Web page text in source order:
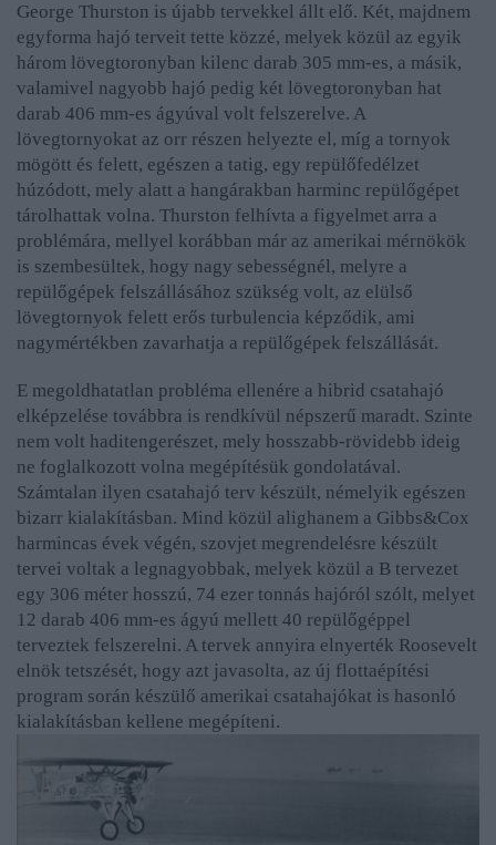
George Thurston is újabb tervekkel állt elő. Két, majdnem
egyforma hajó terveit tette közzé, melyek közül az egyik
három lövegtoronyban kilenc darab 305 mm-es, a másik,
valamivel nagyobb hajó pedig két lövegtoronyban hat
darab 406 mm-es ágyúval volt felszerelve. A
lövegtornyokat az orr részen helyezte el, míg a tornyok
mögött és felett, egészen a tatig, egy repülőfedélzet
húzódott, mely alatt a hangárakban harminc repülőgépet
tárolhattak volna. Thurston felhívta a figyelmet arra a
problémára, mellyel korábban már az amerikai mérnökök
is szembesültek, hogy nagy sebességnél, melyre a
repülőgépek felszállásához szükség volt, az elülső
lövegtornyok felett erős turbulencia képződik, ami
nagymértékben zavarhatja a repülőgépek felszállását.
E megoldhatatlan probléma ellenére a hibrid csatahajó
elképzelése továbbra is rendkívül népszerű maradt. Szinte
nem volt haditengerészet, mely hosszabb-rövidebb ideig
ne foglalkozott volna megépítésük gondolatával.
Számtalan ilyen csatahajó terv készült, némelyik egészen
bizarr kialakításban. Mind közül alighanem a Gibbs&Cox
harmincas évek végén, szovjet megrendelésre készült
tervei voltak a legnagyobbak, melyek közül a B tervezet
egy 306 méter hosszú, 74 ezer tonnás hajóról szólt, melyet
12 darab 406 mm-es ágyú mellett 40 repülőgéppel
terveztek felszerelni. A tervek annyira elnyerték Roosevelt
elnök tetszését, hogy azt javasolta, az új flottaépítési
program során készülő amerikai csatahajókat is hasonló
kialakításban kellene megépíteni.